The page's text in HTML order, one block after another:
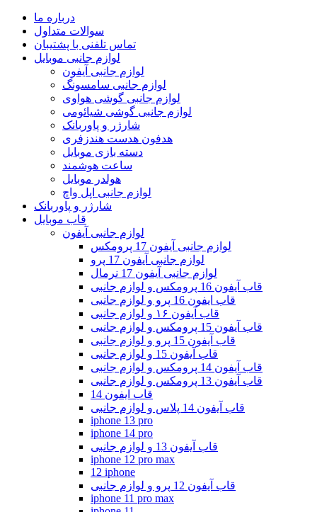
درباره ما
سوالات متداول
تماس تلفنی با پشتیبان
لوازم جانبی موبایل
لوازم جانبی آیفون
لوازم جانبی سامسونگ
لوازم جانبی گوشی هواوی
لوازم جانبی گوشی شیائومی
شارژر و پاوربانک
هدفون هدست هندزفری
دسته بازی موبایل
ساعت هوشمند
هولدر موبایل
لوازم جانبی اپل واچ
شارژر و پاوربانک
قاب موبایل
لوازم جانبی آیفون
لوازم جانبی آیفون 17 پرومکس
لوازم جانبی آیفون 17 پرو
لوازم جانبی آیفون 17 نرمال
قاب آیفون 16 پرومکس و لوازم جانبی
قاب ایفون 16 پرو و لوازم جانبی
قاب آیفون ۱۶ و لوازم جانبی
قاب آیفون 15 پرومکس و لوازم جانبی
قاب آیفون 15 پرو و لوازم جانبی
قاب آیفون 15 و لوازم جانبی
قاب آیفون 14 پرومکس و لوازم جانبی
قاب آیفون 13 پرومکس و لوازم جانبی
قاب ایفون 14
قاب آیفون 14 پلاس و لوازم جانبی
iphone 13 pro
iphone 14 pro
قاب آیفون 13 و لوازم جانبی
iphone 12 pro max
12 iphone
قاب آیفون 12 پرو و لوازم جانبی
iphone 11 pro max